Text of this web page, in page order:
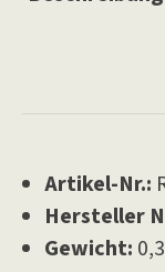
Artikel-Nr.:
Hersteller
Gewicht: